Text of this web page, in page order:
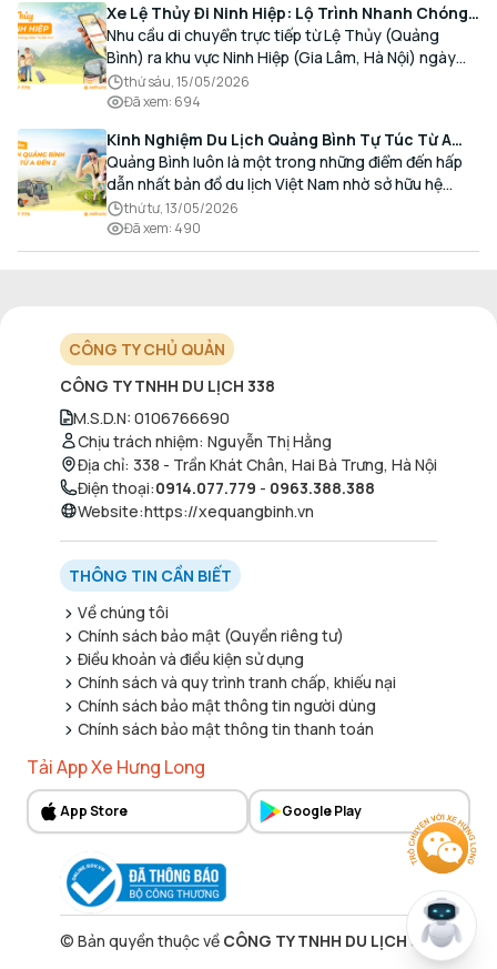
Xe Lệ Thủy Đi Ninh Hiệp: Lộ Trình Nhanh Chóng,
Đón Trả Tận Nơi
Nhu cầu di chuyển trực tiếp từ Lệ Thủy (Quảng
Bình) ra khu vực Ninh Hiệp (Gia Lâm, Hà Nội) ngày
càng gia tăng, đặc biệt đối với các hành khách có
nhu cầu giao thương, kinh doanh và mua sắm.
thứ sáu, 15/05/2026
Đã xem: 694
Kinh Nghiệm Du Lịch Quảng Bình Tự Túc Từ A
Đến Z Chi Tiết Nhất
Quảng Bình luôn là một trong những điểm đến hấp
dẫn nhất bản đồ du lịch Việt Nam nhờ sở hữu hệ
thống hang động kỳ vĩ, những bãi biển hoang sơ và
nét ẩm thực đậm đà bản sắc.
thứ tư, 13/05/2026
Đã xem: 490
CÔNG TY CHỦ QUẢN
CÔNG TY TNHH DU LỊCH 338
M.S.D.N: 0106766690
Chịu trách nhiệm: Nguyễn Thị Hằng
Địa chỉ: 338 - Trần Khát Chân, Hai Bà Trưng, Hà Nội
Điện thoại:0914.077.779 - 0963.388.388
Website:https://xequangbinh.vn
THÔNG TIN CẦN BIẾT
Về chúng tôi
Chính sách bảo mật (Quyền riêng tư)
Điều khoản và điều kiện sử dụng
Chính sách và quy trình tranh chấp, khiếu nại
Chính sách bảo mật thông tin người dùng
Chính sách bảo mật thông tin thanh toán
Tải App Xe Hưng Long
App Store Google Play
© Bản quyền thuộc về CÔNG TY TNHH DU LỊCH 338